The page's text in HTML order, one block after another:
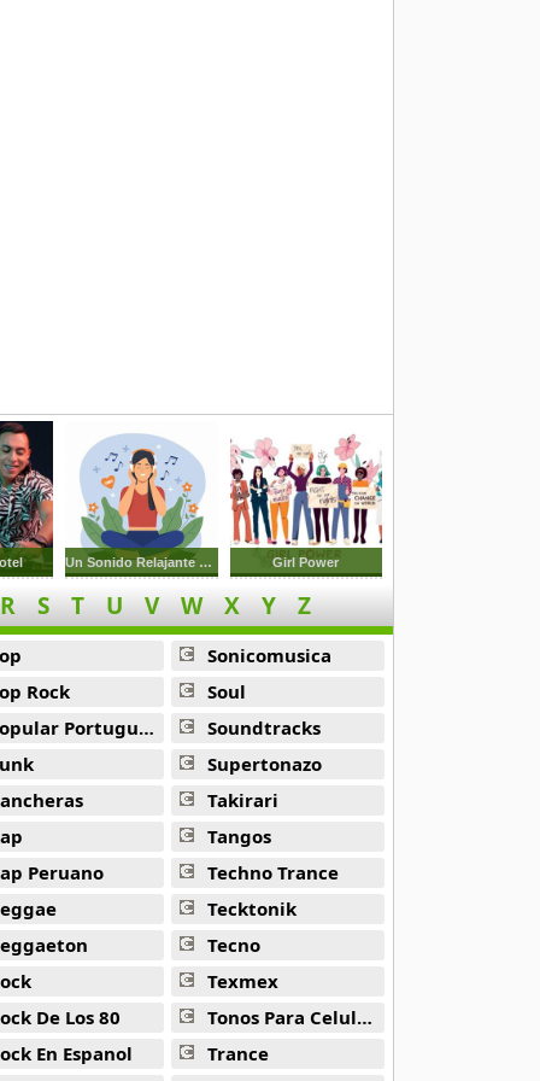
Un Sonido Relajante Y Rapido Girl Power
R S T U V W X Y Z
Rock
Portuguesa
Peruano
De Los 80
En Espanol
Sonicomusica
Soul
Soundtracks
Supertonazo
Takirari
Tangos
Techno Trance
Tecktonik
Tecno
Texmex
Tonos Para Celulares
Trance